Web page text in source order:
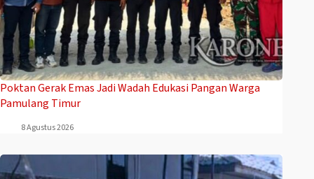
Poktan Gerak Emas Jadi Wadah Edukasi Pangan Warga
Pamulang Timur
8 Agustus 2026